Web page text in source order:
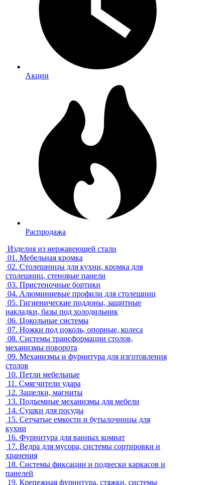
Акции
Распродажа
Изделия из нержавеющей стали
01. Мебельная кромка
02. Столешницы для кухни, кромка для
столешниц, стеновые панели
03. Пристеночные бортики
04. Алюминиевые профили для столешниц
05. Гигиенические поддоны, защитные
накладки, базы под холодильник
06. Цокольные системы
07. Ножки под цоколь, опорные, колеса
08. Системы трансформации столов,
механизмы поворота
09. Механизмы и фурнитура для изготовления
столов
10. Петли мебельные
11. Смягчители удара
12. Защелки, магниты
13. Подъемные механизмы для мебели
14. Сушки для посуды
15. Сетчатые емкости и бутылочницы для
кухни
16. Фурнитура для ванных комнат
17. Ведра для мусора, системы сортировки и
хранения
18. Системы фиксации и подвески каркасов и
панелей
19. Крепежная фурнитура, стяжки, системы